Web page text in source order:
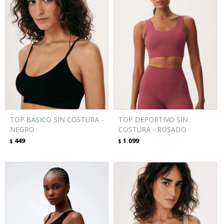
TOP BÁSICO SIN COSTURA -
NEGRO
$ 449
TOP DEPORTIVO SIN
COSTURA - ROSADO
$ 1.099